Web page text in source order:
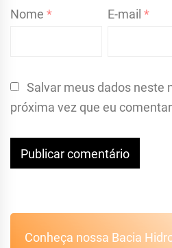
Nome * E-mail*
Salvar meus dados neste
próxima vez que eu
Conheça nossa Bacia